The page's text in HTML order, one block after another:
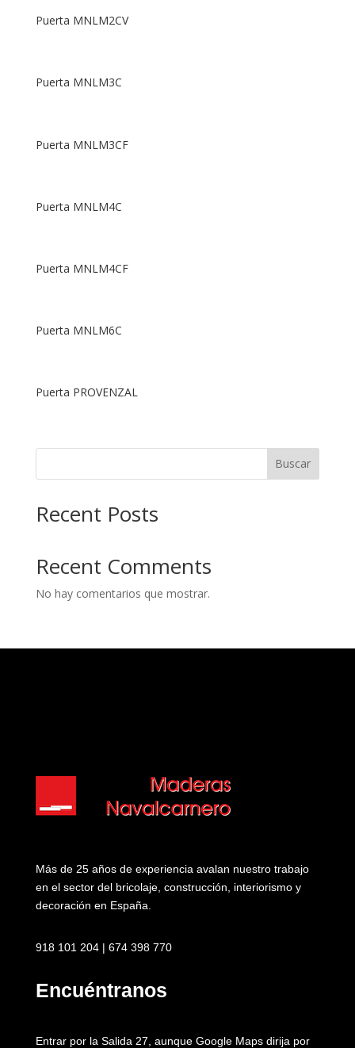
Puerta MNLM2CV
Puerta MNLM3C
Puerta MNLM3CF
Puerta MNLM4C
Puerta MNLM4CF
Puerta MNLM6C
Puerta PROVENZAL
Buscar
Recent Posts
Recent Comments
No hay comentarios que mostrar.
Más de 25 años de experiencia avalan nuestro trabajo
en el sector del bricolaje, construcción, interiorismo y
decoración en España.
918 101 204 | 674 398 770
Encuéntranos
Entrar por la Salida 27, aunque Google Maps dirija por